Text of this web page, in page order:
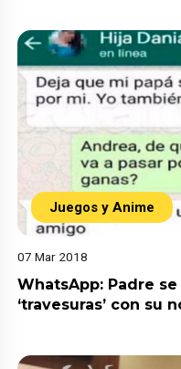
Juegos y Anime
07 Mar 2018
WhatsApp: Padre
‘travesuras’ con su